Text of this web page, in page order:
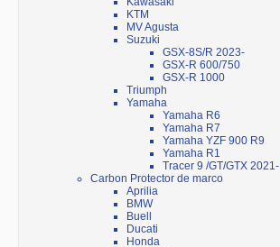
KTM
MV Agusta
Suzuki
GSX-8S/R 2023-
GSX-R 600/750
GSX-R 1000
Triumph
Yamaha
Yamaha R6
Yamaha R7
Yamaha YZF 900 R9
Yamaha R1
Tracer 9 /GT/GTX 2021-
Carbon Protector de marco
Aprilia
BMW
Buell
Ducati
Honda